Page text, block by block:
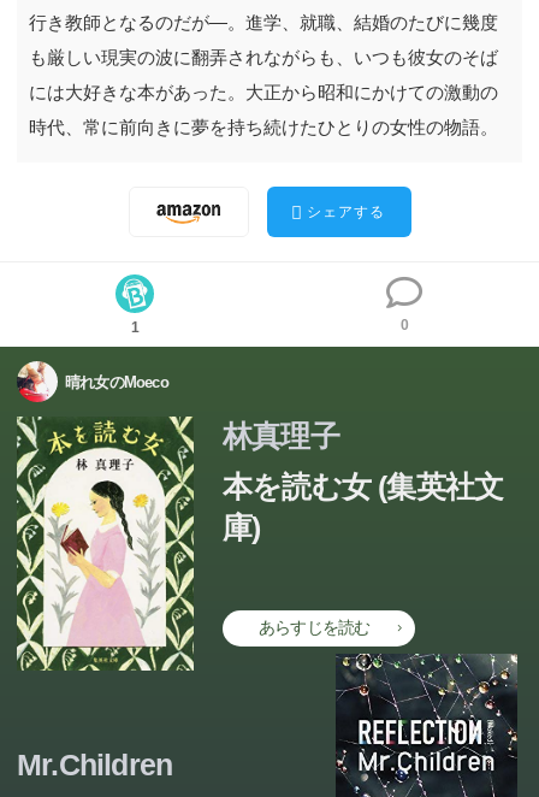
行き教師となるのだが―。進学、就職、結婚のたびに幾度
も厳しい現実の波に翻弄されながらも、いつも彼女のそば
には大好きな本があった。大正から昭和にかけての激動の
時代、常に前向きに夢を持ち続けたひとりの女性の物語。
シェアする
1 0
晴れ女のMoeco
林真理子
本を読む女 (集英社文
庫)
あらすじを読む
山梨の裕福な菓子商の末っ子として生まれた万亀は児童文
芸誌「赤い鳥」を愛読する少女だった。勉強がよく出来た
万亀は、女専に進み東京の華やかな生活を知るも、相馬に
行き教師となるのだが―。進学、就職、結婚のたびに幾度
も厳しい現実の波に翻弄されながらも、いつも彼女のそば
には大好きな本があった。大正から昭和にかけての激動の
時代、常に前向きに夢を持ち続けたひとりの女性の物語。
Mr.Children
山梨の裕福な菓子商の末っ子として生まれた万亀は児童文
芸誌「赤い鳥」を愛読する少女だった。勉強がよく出来た
万亀は、女専に進み東京の華やかな生活を知るも、相馬に
行き教師となるのだが―。進学、就職、結婚のたびに幾度
も厳しい現実の波に翻弄されながらも、いつも彼女のそば
には大好きな本があった。大正から昭和にかけての激動の
時代、常に前向きに夢を持ち続けたひとりの女性の物語。